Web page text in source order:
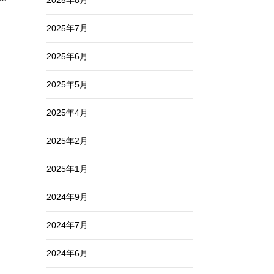
2025年7月
2025年6月
2025年5月
2025年4月
2025年2月
2025年1月
2024年9月
2024年7月
2024年6月